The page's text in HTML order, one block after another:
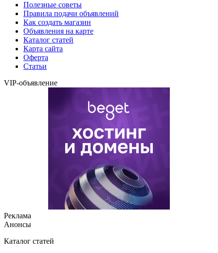
Полезные советы
Правила подачи объявлений
Как создать магазин
Объявления на карте
Каталог статей
Карта сайта
Оферта
Статьи
VIP-объявление
Реклама
Анонсы
Каталог статей